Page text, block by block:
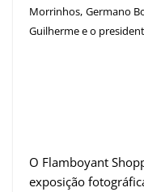
Morrinhos, Germano
Guilherme e o
O Flamboyant
exposição